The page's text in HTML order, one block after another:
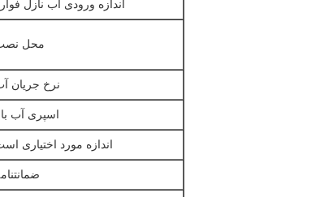
اندازه ورودی آب نازل
محل
نرخ جریان
اسپری آب
اندازه مورد اختیاری